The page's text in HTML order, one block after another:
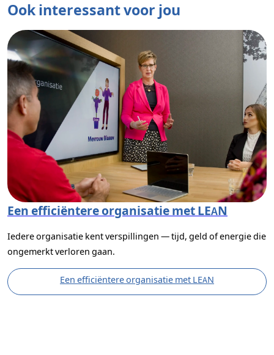
Ook interessant voor jou
Een efficiëntere organisatie met LEAN
Iedere organisatie kent verspillingen — tijd, geld of energie die
ongemerkt verloren gaan.
Een efficiëntere organisatie met LEAN